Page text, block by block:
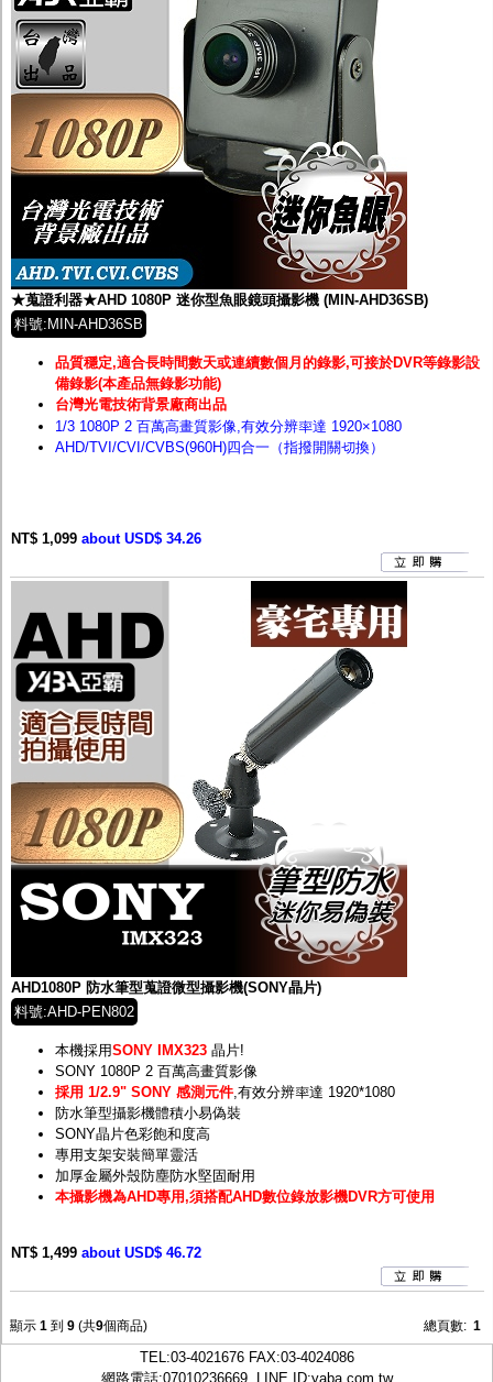
★蒐證利器★AHD 1080P 迷你型魚眼鏡頭攝影機 (MIN-AHD36SB)
料號:MIN-AHD36SB
品質穩定,適合長時間數天或連續數個月的錄影,可接於DVR等錄影設
備錄影(本產品無錄影功能)
台灣光電技術背景廠商出品
1/3 1080P 2 百萬高畫質影像,有效分辨率達 1920×1080
AHD/TVI/CVI/CVBS(960H)四合一（指撥開關切換）
NT$ 1,099 about USD$ 34.26
AHD1080P 防水筆型蒐證微型攝影機(SONY晶片)
料號:AHD-PEN802
本機採用SONY IMX323 晶片!
SONY 1080P 2 百萬高畫質影像
採用 1/2.9" SONY 感測元件,有效分辨率達 1920*1080
防水筆型攝影機體積小易偽裝
SONY晶片色彩飽和度高
專用支架安裝簡單靈活
加厚金屬外殼防塵防水堅固耐用
本攝影機為AHD專用,須搭配AHD數位錄放影機DVR方可使用
NT$ 1,499 about USD$ 46.72
顯示 1 到 9 (共9個商品) 總頁數: 1
TEL:03-4021676FAX:03-4024086
網路電話:07010236669, LINE ID:yaba.com.tw